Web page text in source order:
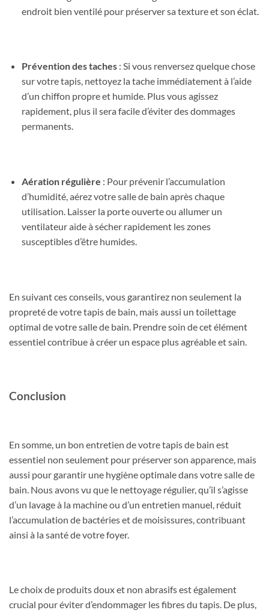
endroit bien ventilé pour préserver sa texture et son éclat.
Prévention des taches: Si vous renversez quelque chose
sur votre tapis, nettoyez la tache immédiatement à l’aide
d’un chiffon propre et humide. Plus vous agissez
rapidement, plus il sera facile d’éviter des dommages
permanents.
Aération régulière : Pour prévenir l’accumulation
d’humidité, aérez votre salle de bain après chaque
utilisation. Laisser la porte ouverte ou allumer un
ventilateur aide à sécher rapidement les zones
susceptibles d’être humides.
En suivant ces conseils, vous garantirez non seulement la
propreté de votre tapis de bain, mais aussi un toilettage
optimal de votre salle de bain. Prendre soin de cet élément
essentiel contribue à créer un espace plus agréable et sain.
Conclusion
En somme, un bon entretien de votre tapis de bain est
essentiel non seulement pour préserver son apparence, mais
aussi pour garantir une hygiène optimale dans votre salle de
bain. Nous avons vu que le nettoyage régulier, qu’il s’agisse
d’un lavage à la machine ou d’un entretien manuel, réduit
l’accumulation de bactéries et de moisissures, contribuant
ainsi à la santé de votre foyer.
Le choix de produits doux et non abrasifs est également
crucial pour éviter d’endommager les fibres du tapis. De plus,